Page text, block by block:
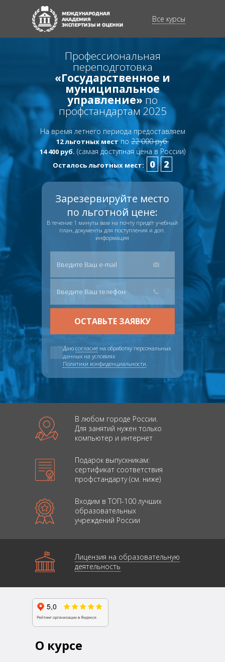
Все курсы
Профессиональная
переподготовка
«Государственное и
муниципальное
управление» по
профстандартам 2025
На время летнего периода предоставляем
12 льготных местпо 22 000 руб.
14 400 руб. (самая доступная цена в России)
Осталось льготных мест: 0 2
Зарезервируйте место
по льготной цене:
В течение 1 минуты вам на почту придёт учебный
план, документы для поступления и доп.
информация
Даюсогласие на обработку персональных
данных на условиях
Политики конфиденциальности.
В любом городе России.
Для занятий нужен только
компьютер и интернет
Подарок выпускникам:
сертификат соответствия
профстандарту (см. ниже)
Входим в ТОП-100 лучших
образовательных
учреждений России
Лицензия на образовательную
деятельность
О курсе